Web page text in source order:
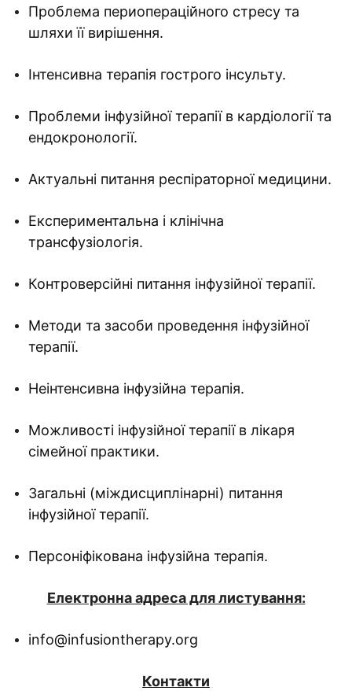
Проблема периопераційного стресу та
шляхи її вирішення.
Інтенсивна терапія гострого інсульту.
Проблеми інфузійної терапії в кардіології та
ендокронології.
Актуальні питання респіраторної медицини.
Експериментальна і клінічна
трансфузіологія.
Контроверсійні питання інфузійної терапії.
Методи та засоби проведення інфузійної
терапії.
Неінтенсивна інфузійна терапія.
Можливості інфузійної терапії в лікаря
сімейної практики.
Загальні (міждисциплінарні) питання
інфузійної терапії.
Персоніфікована інфузійна терапія.
Електронна адреса для листування:
info@infusiontherapy.org
Контакти